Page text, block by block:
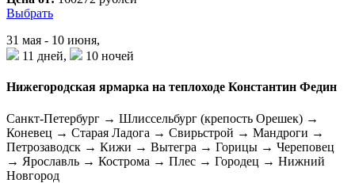
Выбрать
31 мая - 10 июня,
11 дней,
10 ночей
Нижегородская ярмарка на теплоходе Константин Федин
Санкт-Петербург → Шлиссельбург (крепость Орешек) →
Коневец → Старая Ладога → Свирьстрой → Мандроги →
Петрозаводск → Кижи → Вытегра → Горицы → Череповец
→ Ярославль → Кострома → Плес → Городец → Нижний
Новгород